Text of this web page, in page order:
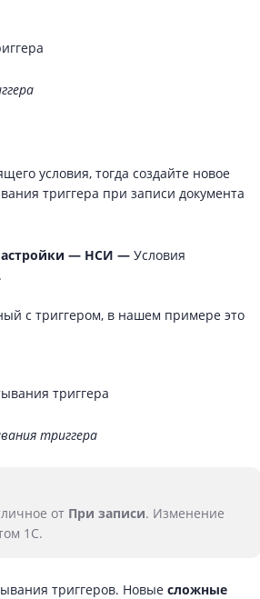
условия, тогда создайте новое
триггера при записи документа
— НСИ — Условия
.
с триггером, в нашем примере это
триггера
от При записи. Изменение
1С.
триггеров. Новые сложные